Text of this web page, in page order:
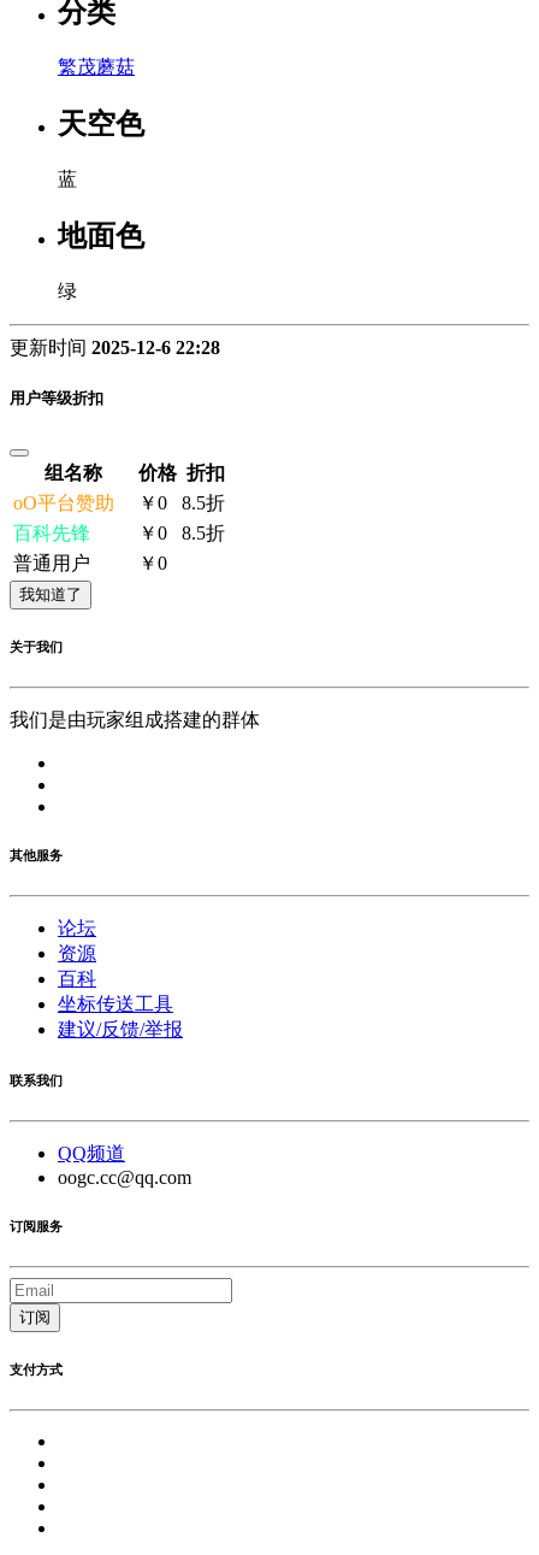
分类
繁茂蘑菇
天空色
蓝
地面色
绿
更新时间 2025-12-6 22:28
用户等级折扣
组名称 价格 折扣
oO平台赞助
￥0
8.5折
百科先锋
￥0
8.5折
普通用户
￥0
我知道了
关于我们
我们是由玩家组成搭建的群体
其他服务
论坛
资源
百科
坐标传送工具
建议/反馈/举报
联系我们
QQ频道
oogc.cc@qq.com
订阅服务
订阅
支付方式